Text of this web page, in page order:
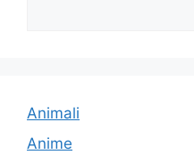
Animali
Anime